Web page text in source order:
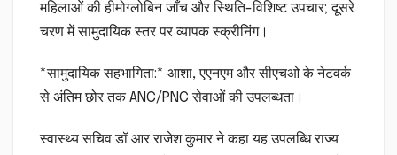
महिलाओं की हीमोग्लोबिन जाँच और स्थिति-विशिष्ट उपचार; दूसरे
चरण में सामुदायिक स्तर पर व्यापक स्क्रीनिंग।
*सामुदायिक सहभागिता:* आशा, एएनएम और सीएचओ के नेटवर्क
से अंतिम छोर तक ANC/PNC सेवाओं की उपलब्धता।
स्वास्थ्य सचिव डॉ आर राजेश कुमार ने कहा यह उपलब्धि राज्य